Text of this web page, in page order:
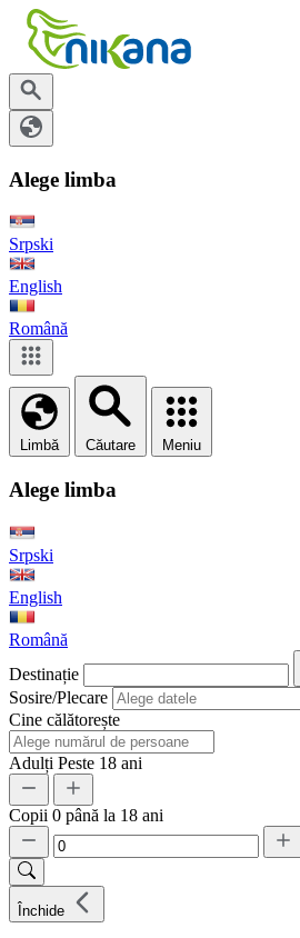
Alege limba
Srpski
English
Română
Limbă Căutare Meniu
Alege limba
Srpski
English
Română
Destinație
Sosire/Plecare
Cine călătorește
Adulți Peste 18 ani
Copii 0 până la 18 ani
Închide